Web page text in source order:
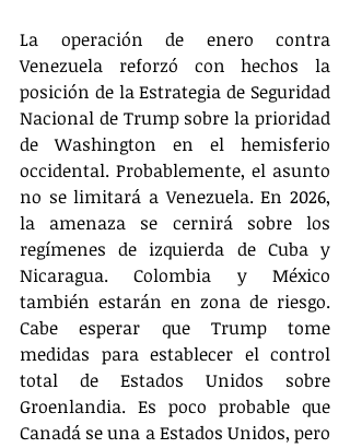
La operación de enero contra
Venezuela reforzó con hechos la
posición de la Estrategia de Seguridad
Nacional de Trump sobre la prioridad
de Washington en el hemisferio
occidental. Probablemente, el asunto
no se limitará a Venezuela. En 2026,
la amenaza se cernirá sobre los
regímenes de izquierda de Cuba y
Nicaragua. Colombia y México
también estarán en zona de riesgo.
Cabe esperar que Trump tome
medidas para establecer el control
total de Estados Unidos sobre
Groenlandia. Es poco probable que
Canadá se una a Estados Unidos, pero